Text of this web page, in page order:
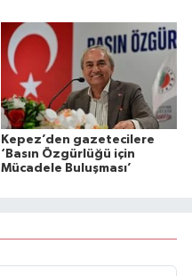
Kepez’den gazetecilere
‘Basın Özgürlüğü için
Mücadele Buluşması’